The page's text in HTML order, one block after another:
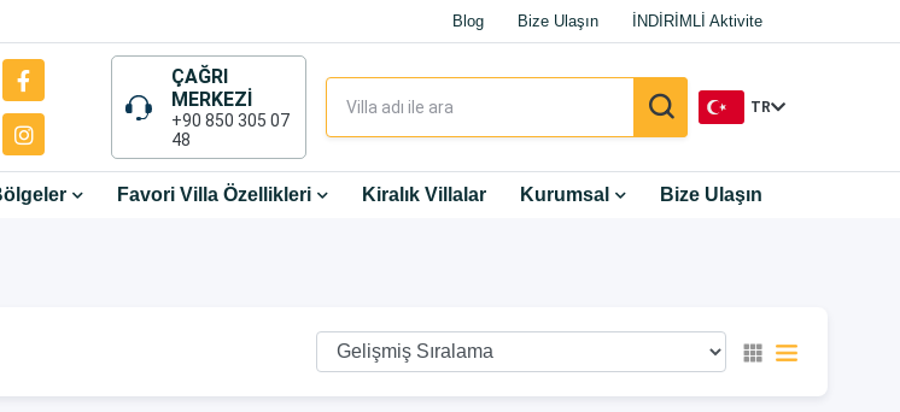
Blog Bize Ulaşın İNDİRİMLİ Aktivite
ÇAĞRI
MERKEZİ
+90 850 305 07
48
TR
RU
Favori Villa Özellikleri Kiralık Villalar Kurumsal Bize Ulaşın